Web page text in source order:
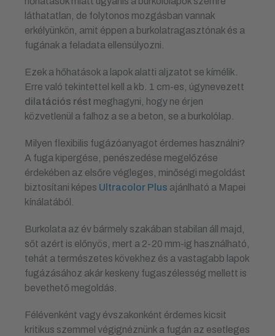
láthatatlan, de folytonos mozgásban vannak
erkélyünkön, amit éppen a burkolatragasztónak és a
fugának a feladata ellensúlyozni.
Ezek a hőhatások a lapok alatti aljzatot se kímélik.
Erre való tekintettel kell a kb. 1 cm-es, úgynevezett
dilatációs rést meghagyni, hogy ne érjen
közvetlenül a falhoz a se a beton, se a burkolólap.
Milyen flexibilis fugázóanyagot érdemes használni?
A fuga kipergése, penészedése megelőzése
érdekében az elsőre végleges, minőségi megoldást
biztosítani képes Ultracolor Plus ajánlható a Mapei
kínálatából.
Burkolata az év bármely szakában stabilan áll majd,
sőt azért is előnyös, mert a 2-20 mm-ig használható,
tehát a természetes kövekhez és a vastagabb lapok
fugázásához akár keskeny fugaszélesség mellett is
bevethető megoldás.
Félévenként vagy évszakonként érdemes kicsit
kritikus szemmel végignéznünk a fugán az esetleges